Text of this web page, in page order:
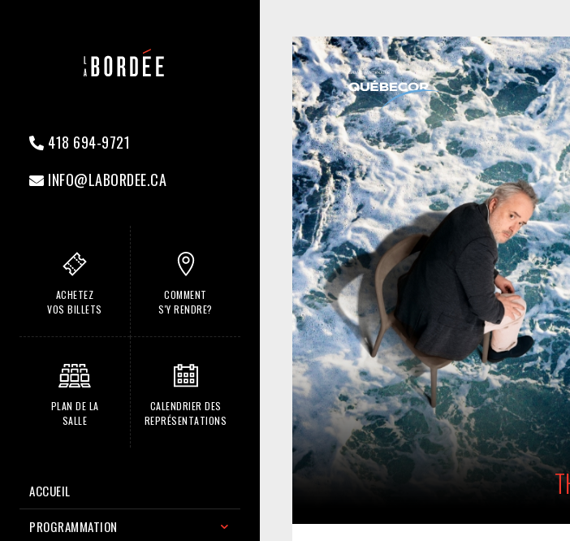
418 694-9721
INFO@LABORDEE.CA
ACHETEZ
VOS BILLETS
COMMENT
S'Y RENDRE?
PLAN DE LA
SALLE
CALENDRIER DES
REPRÉSENTATIONS
ACCUEIL
PROGRAMMATION